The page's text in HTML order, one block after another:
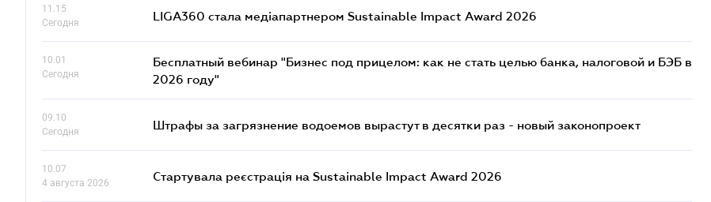
11.15
Сегодня
LIGA360 стала медіапартнером Sustainable Impact Award 2026
10.01
Сегодня
Бесплатный вебинар "Бизнес под прицелом: как не стать целью банка, налоговой и БЭБ в
2026 году"
09.10
Сегодня
Штрафы за загрязнение водоемов вырастут в десятки раз - новый законопроект
10.07
4 августа 2026
Стартувала реєстрація на Sustainable Impact Award 2026